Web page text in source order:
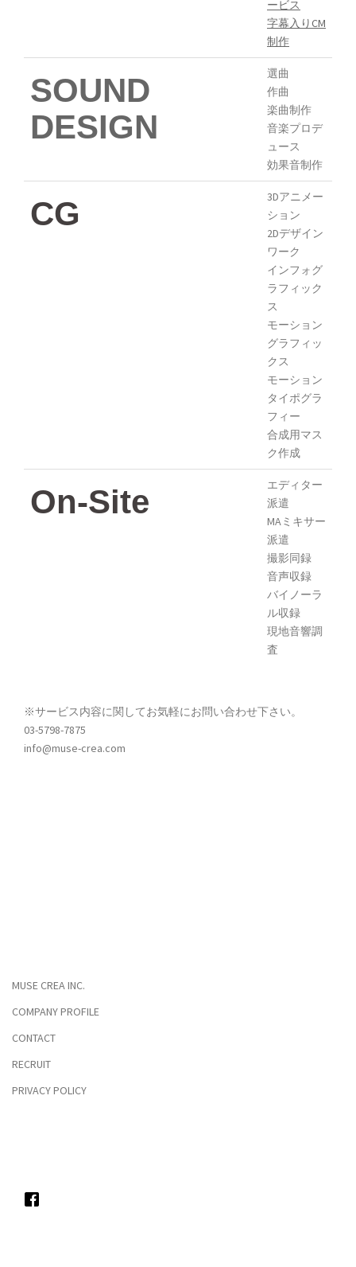
ービス
字幕入りCM
制作
SOUND
DESIGN
選曲
作曲
楽曲制作
音楽プロデ
ュース
効果音制作
CG
3Dアニメー
ション
2Dデザイン
ワーク
インフォグ
ラフィック
ス
モーション
グラフィッ
クス
モーション
タイポグラ
フィー
合成用マス
ク作成
On-Site
エディター
派遣
MAミキサー
派遣
撮影同録
音声収録
バイノーラ
ル収録
現地音響調
査
※サービス内容に関してお気軽にお問い合わせ下さい。
03-5798-7875
info@muse-crea.com
MUSE CREA INC.
COMPANY PROFILE
CONTACT
RECRUIT
PRIVACY POLICY